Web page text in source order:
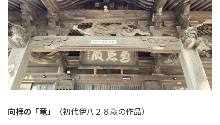
向拝の「竜」 （初代伊八２８歳の作品）